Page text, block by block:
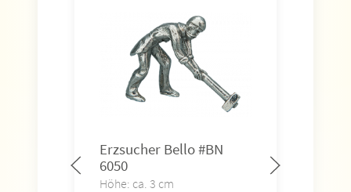
Erzsucher Bello #BN
6050
Höhe: ca. 3 cm